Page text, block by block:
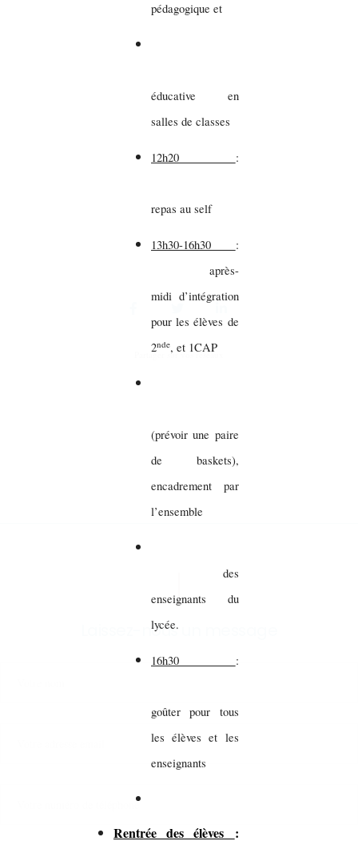
pédagogique et
éducative en
salles de classes
12h20 :
repas au self
13h30-16h30 :
après-
midi d’intégration
pour les élèves de
2nde, et 1CAP
(prévoir une paire
de baskets),
encadrement par
l’ensemble
des
enseignants du
lycée.
16h30 :
goûter pour tous
les élèves et les
enseignants
Rentrée des élèves :
Partager sur vos réseaux
Laissez-nous un message